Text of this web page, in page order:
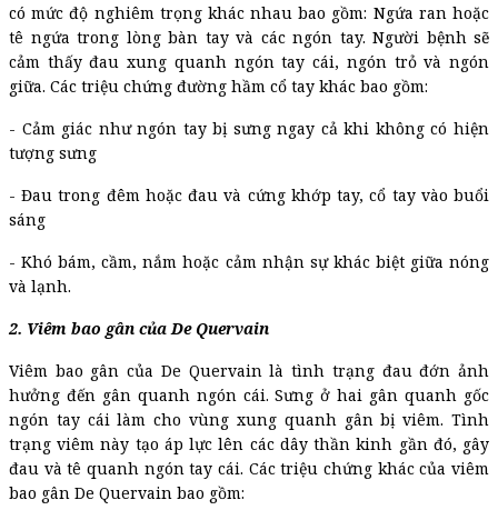
có mức độ nghiêm trọng khác nhau bao gồm: Ngứa ran hoặc
tê ngứa trong lòng bàn tay và các ngón tay. Người bệnh sẽ
cảm thấy đau xung quanh ngón tay cái, ngón trỏ và ngón
giữa. Các triệu chứng đường hầm cổ tay khác bao gồm:
- Cảm giác như ngón tay bị sưng ngay cả khi không có hiện
tượng sưng
- Đau trong đêm hoặc đau và cứng khớp tay, cổ tay vào buổi
sáng
- Khó bám, cầm, nắm hoặc cảm nhận sự khác biệt giữa nóng
và lạnh.
2. Viêm bao gân của De Quervain
Viêm bao gân của De Quervain là tình trạng đau đớn ảnh
hưởng đến gân quanh ngón cái. Sưng ở hai gân quanh gốc
ngón tay cái làm cho vùng xung quanh gân bị viêm. Tình
trạng viêm này tạo áp lực lên các dây thần kinh gần đó, gây
đau và tê quanh ngón tay cái. Các triệu chứng khác của viêm
bao gân De Quervain bao gồm: